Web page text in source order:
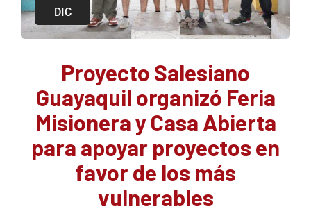
DIC
Proyecto Salesiano
Guayaquil organizó Feria
Misionera y Casa Abierta
para apoyar proyectos en
favor de los más
vulnerables